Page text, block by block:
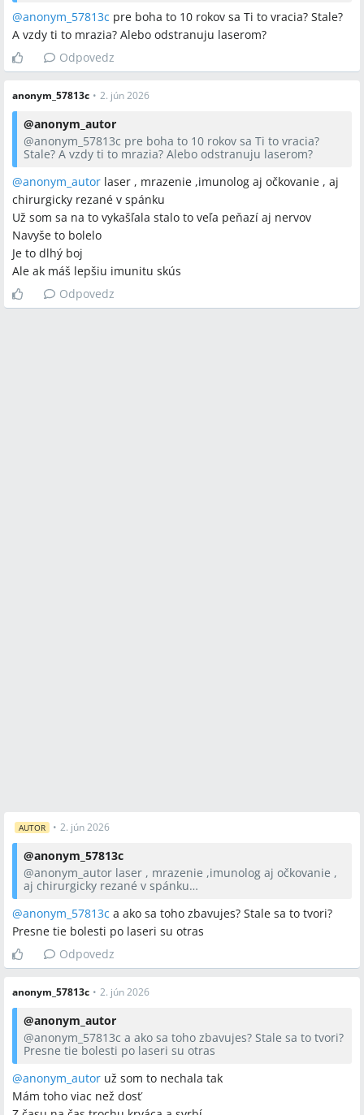
Q:Pomôže Kolodium Forte pri genitálnych bradaviciach?
A: Niekoľko užívateliek uviedlo, že Kolodium Forte „vypálilo“
bradavicu po aplikácii každé 2–3 dni počas 2–3 týždňov, pričom
liečba bola bolestivá a odporúčali neaplikovať ho na okolitú
pokožku a chrániť ju calciovou masťou.
Je jablčný ocot účinný pri liečbe bradavíc?
V diskusii viacero ľudí tvrdilo, že jablčný ocot (kupovaný aj
domáci fermentovaný) pomohol, odporúčané použitie zahŕňalo
lokálne potieranie vatovým tampónom, záplaty cez noc alebo
sedacie kúpele s riedeným octom; zároveň sa účinnosť a
mechanizmus v diskusii líšili.
Q:Môže partner preniesť HPV, aj keď nemá viditeľné
bradavice?
A:Áno, v diskusii sa uvádza, že vírus sa šíri vaginálnym,
análnym aj orálnym kontaktom a prenos môže nastať bez
prítomnosti viditeľných bradavíc; kondóm neposkytuje 100 %
vyliečil bradavice, zatiaľ čo iní považujú jeho účinnosť za
Jeden názor uvádza, že partner jednoznačne preniesol
vírus, zatiaľ čo iný pripomína, že vírus HPV môže byť
latentný celé roky a prítomnosť partnera ako pôvodcu nie je
jednoznačná.
Otvorené otázky
Ako účinné je dlhodobé očkovanie proti HPV pri znižovaní
Aký je klinický dôkaz účinnosti Isoprinosine pri predĺžení
remisie genitálnych bradavíc?
Aké riziko reinfekcie predstavuje sexuálny partner pri
použití kondómu a aké sú najlepšie protokoly prevencie
medzi partnermi?
@anonym_57813c pre boha to 10 rokov sa Ti to vracia? Stale?
A vzdy ti to mrazia? Alebo odstranuju laserom?
Odpovedz
anonym_57813c • 2. jún 2026
@anonym_autor
@anonym_57813c pre boha to 10 rokov sa Ti to vracia?
Stale? A vzdy ti to mrazia? Alebo odstranuju laserom?
@anonym_autor laser , mrazenie ,imunolog aj očkovanie , aj
chirurgicky rezané v spánku
Už som sa na to vykašľala stalo to veľa peňazí aj nervov
Navyše to bolelo
Je to dlhý boj
Ale ak máš lepšiu imunitu skús
Odpovedz
AUTOR • 2. jún 2026
@anonym_57813c
@anonym_autor laser , mrazenie ,imunolog aj očkovanie ,
aj chirurgicky rezané v spánku
Navyše to bolelo
Je to dlhý boj
Ale ak máš lepšiu imunitu skús
@anonym_57813c a ako sa toho zbavujes? Stale sa to tvori?
Presne tie bolesti po laseri su otras
Odpovedz
anonym_57813c • 2. jún 2026
@anonym_autor
@anonym_57813c a ako sa toho zbavujes? Stale sa to tvori?
Presne tie bolesti po laseri su otras
@anonym_autor už som to nechala tak
Mám toho viac než dosť